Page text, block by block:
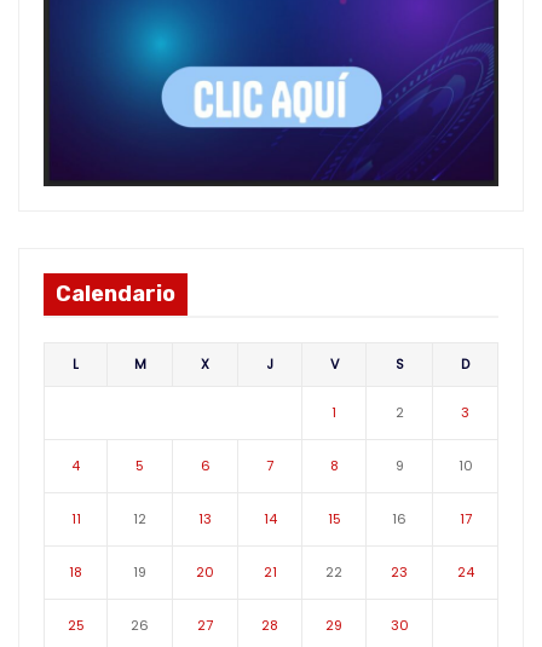
Calendario
L M X J V S D
1 2 3
4 5 6 7 8 9 10
11 12 13 14 15 16 17
18 19 20 21 22 23 24
25 26 27 28 29 30